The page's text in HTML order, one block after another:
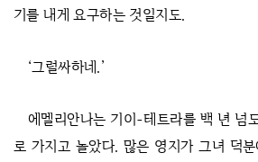
기를 내게 요구하는 것일지도.
‘그럴싸하네.’
에멜리안나는 기이-테트라를 백 년 넘
로 가지고 놀았다. 많은 영지가 그녀 덕